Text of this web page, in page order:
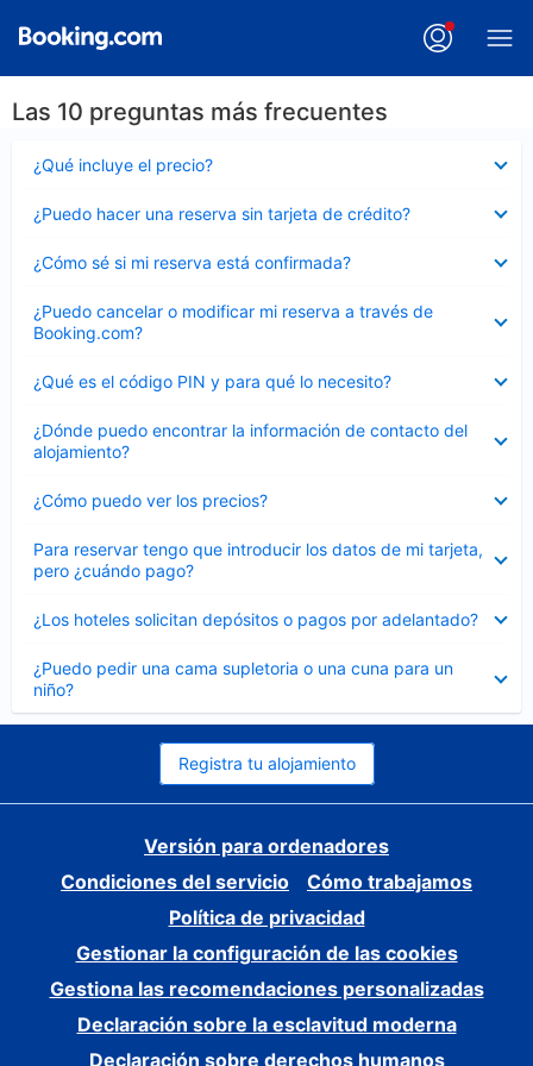
Las 10 preguntas más frecuentes
¿Qué incluye el precio?
cerrado
¿Puedo hacer una reserva sin tarjeta de crédito?
cerrado
¿Cómo sé si mi reserva está confirmada?
cerrado
¿Puedo cancelar o modificar mi reserva a través de
Booking.com?
cerrado
¿Qué es el código PIN y para qué lo necesito?
cerrado
¿Dónde puedo encontrar la información de contacto del
alojamiento?
cerrado
¿Cómo puedo ver los precios?
cerrado
Para reservar tengo que introducir los datos de mi tarjeta,
pero ¿cuándo pago?
cerrado
¿Los hoteles solicitan depósitos o pagos por adelantado?
cerrado
¿Puedo pedir una cama supletoria o una cuna para un
niño?
cerrado
Registra tu alojamiento
Versión para ordenadores
Condiciones del servicio
Cómo trabajamos
Política de privacidad
Gestionar la configuración de las cookies
Gestiona las recomendaciones personalizadas
Declaración sobre la esclavitud moderna
Declaración sobre derechos humanos